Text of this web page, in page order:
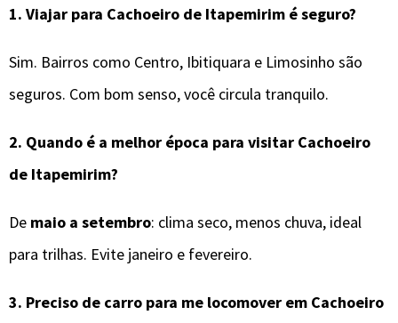
1. Viajar para Cachoeiro de Itapemirim é seguro?
Sim. Bairros como Centro, Ibitiquara e Limosinho são
seguros. Com bom senso, você circula tranquilo.
2. Quando é a melhor época para visitar Cachoeiro
de Itapemirim?
De maio a setembro: clima seco, menos chuva, ideal
para trilhas. Evite janeiro e fevereiro.
3. Preciso de carro para me locomover em Cachoeiro